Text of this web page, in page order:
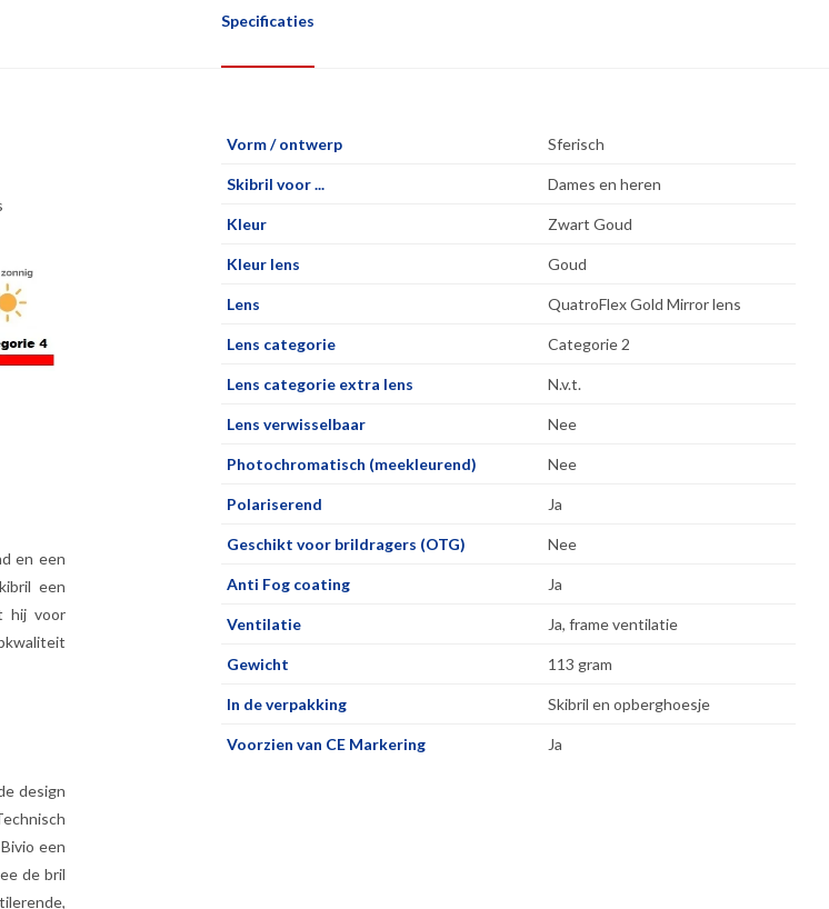
Specificaties
en een
een
hij voor
design
een
de bril
Vorm / ontwerp Sferisch
Skibril voor ... Dames en heren
Kleur Zwart Goud
Kleur lens Goud
Lens QuatroFlex Gold Mirror lens
Lens categorie Categorie 2
Lens categorie extra lens N.v.t.
Lens verwisselbaar Nee
Photochromatisch (meekleurend) Nee
Polariserend Ja
Geschikt voor brildragers (OTG) Nee
Anti Fog coating Ja
Ventilatie Ja, frame ventilatie
Gewicht 113 gram
In de verpakking Skibril en opberghoesje
Voorzien van CE Markering Ja